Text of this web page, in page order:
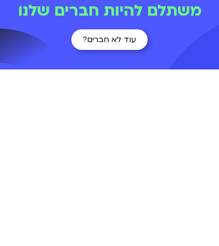
משתלם להיות חברים שלנו
עוד לא חברים?